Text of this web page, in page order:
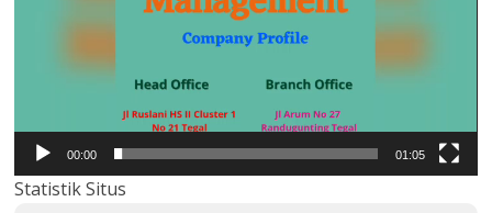
00:00 01:05
Statistik Situs